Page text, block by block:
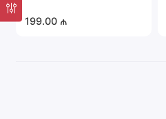
199.00 ₼